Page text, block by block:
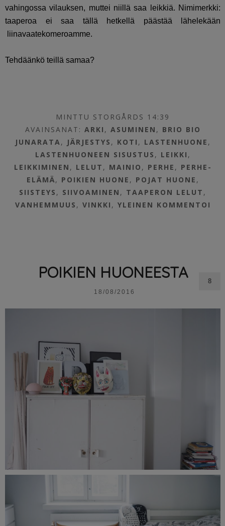
vahingossa vilauksen, muttei niillä saa leikkiä. Nimimerkki:
taaperoa ei saa tällä hetkellä päästää lähelekään
liinavaatekomeroamme.
Tehdäänkö teillä samaa?
MINTTU STORGÅRDS 14:39
AVAINSANAT: ARKI , ASUMINEN , BRIO BIO
JUNARATA , JÄRJESTYS , KOTI , LASTENHUONE ,
LASTENHUONEEN SISUSTUS , LEIKKI ,
LEIKKIMINEN , LELUT , MAINIO , PERHE , PERHE-
ELÄMÄ, POIKIEN HUONE , POJAT HUONE ,
SIISTEYS , SIIVOAMINEN , TAAPERON LELUT ,
VANHEMMUUS , VINKKI , YLEINEN KOMMENTOI
POIKIEN HUONEESTA
18/08/2016
8